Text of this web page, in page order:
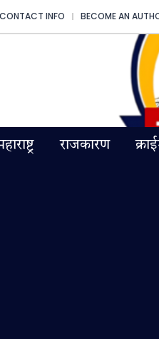
CONTACT INFO BECOME AN
राजकारण